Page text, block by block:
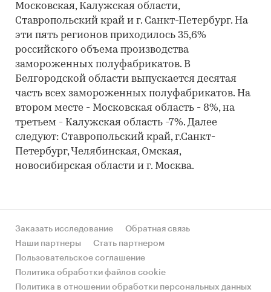
Московская, Калужская области,
Ставропольский край и г. Санкт-Петербург. На
эти пять регионов приходилось 35,6%
российского объема производства
замороженных полуфабрикатов. В
Белгородской области выпускается десятая
часть всех замороженных полуфабрикатов. На
втором месте - Московская область - 8%, на
третьем - Калужская область -7%. Далее
следуют: Ставропольский край, г.Санкт-
Петербург, Челябинская, Омская,
новосибирская области и г. Москва.
Заказать исследование
Обратная связь
Наши партнеры
Стать партнером
Пользовательское соглашение
Политика обработки файлов cookie
Политика в отношении обработки персональных данных